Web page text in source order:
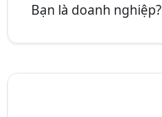
Bạn là doanh nghiệp?